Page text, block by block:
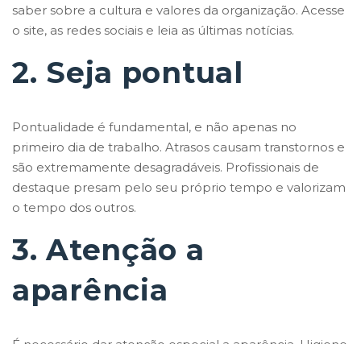
saber sobre a cultura e valores da organização. Acesse
o site, as redes sociais e leia as últimas notícias.
2. Seja pontual
Pontualidade é fundamental, e não apenas no
primeiro dia de trabalho. Atrasos causam transtornos e
são extremamente desagradáveis. Profissionais de
destaque presam pelo seu próprio tempo e valorizam
o tempo dos outros.
3. Atenção a
aparência